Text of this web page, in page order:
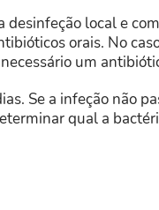
local e
orais. No
um
Se a infeção não
qual a